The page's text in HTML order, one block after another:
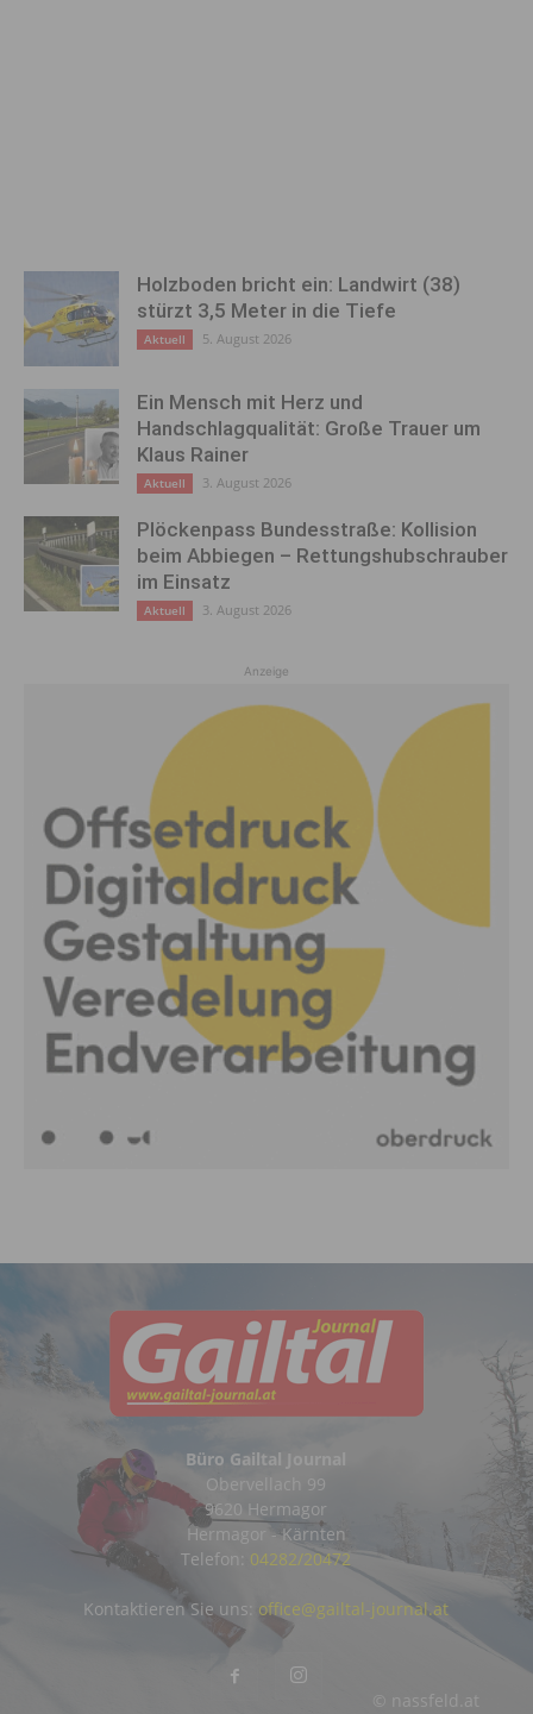
Holzboden bricht ein: Landwirt (38)
stürzt 3,5 Meter in die Tiefe
Aktuell 5. August 2026
Ein Mensch mit Herz und
Handschlagqualität: Große Trauer um
Klaus Rainer
Aktuell 3. August 2026
Plöckenpass Bundesstraße: Kollision
beim Abbiegen – Rettungshubschrauber
im Einsatz
Aktuell 3. August 2026
Anzeige
Büro Gailtal Journal
Obervellach 99
9620 Hermagor
Hermagor - Kärnten
Telefon: 04282/20472
© nassfeld.at
Kontaktieren Sie uns: office@gailtal-journal.at